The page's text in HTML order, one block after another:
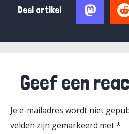
Deel artikel
Geef een
Je e-mailadres wordt niet
velden zijn gemarkeerd met*